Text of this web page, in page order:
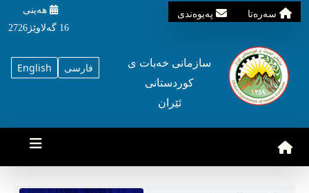
سه‌ره‌تا په‌یوه‌ندی
هه‌ینی
16 گه‌لاوێژ2726
English فارسی
سازمانی خه‌بات ی
کوردستانی
ئێران